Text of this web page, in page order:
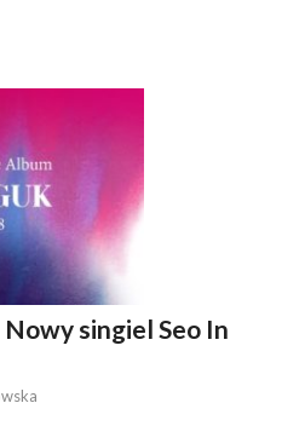
singiel Seo In